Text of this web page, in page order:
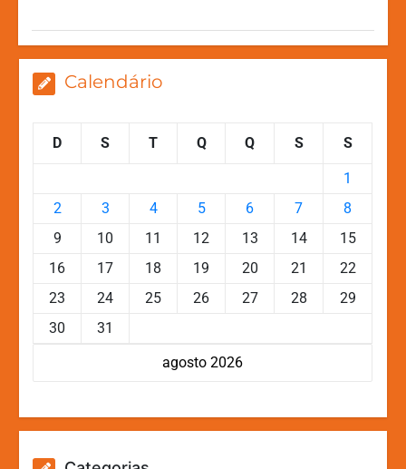
k
er
Calendário
agosto 2026
D S T Q Q S S
1
2
3 4 5 6 7
8
9
10 11 12 13 14
15
16
17 18 19 20 21
22
23
24 25 26 27 28
29
30
31